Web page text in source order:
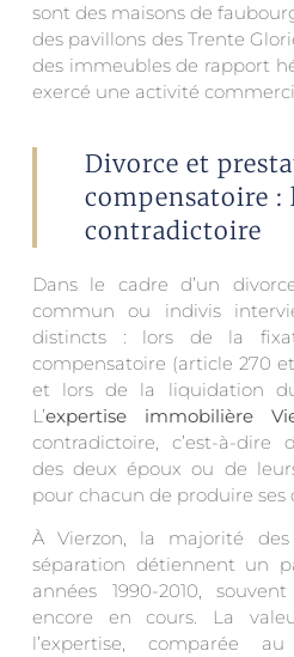
sont des maisons de
des pavillons des Trente
des immeubles de rapport
exercé une activité
Divorce et
compensatoire :
contradictoire
Dans le cadre d’un
commun ou indivis
distincts : lors de la
compensatoire (article 270
et lors de la liquidation
L’expertise immobilière
contradictoire, c’est-à-dire
des deux époux ou de
pour chacun de produire ses
À Vierzon, la majorité
séparation détiennent un
années 1990-2010,
encore en cours. La
l’expertise, comparée